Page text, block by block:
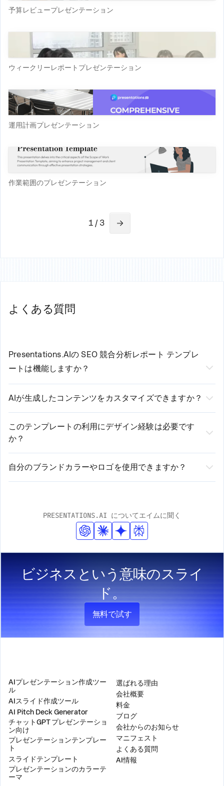
予算レビュープレゼンテーション
ウィークリーレポートプレゼンテーション
運用計画プレゼンテーション
作業範囲のプレゼンテーション
1 / 3
よくある質問
Presentations.AIの SEO 競合分析レポート テンプレ
ートは機能しますか？
当社のAI搭載SEO 競合分析レポートテンプレー
ト3つの簡単なステップで作成プロセスを効率化
します。
1. テンプレートを選択し、基本的な要件を入力します
2. 当社のAIが入力内容を分析し、カスタマイズされたコンテンツ
を生成します
3. 直感的なエディターで生成されたプレゼンテーションを確認、
AIが生成したコンテンツをカスタマイズできますか？
はい、もちろんです！AIがプロ品質の初期コンテンツを
作成しますが、お客様が完全にコントロールできます。
必要に応じて、テキストの編集、レイアウトの変更、ス
タイルの調整、セクションの追加や削除が可能です。当
社のプラットフォームは、自動提案と手動カスタマイズ
の両方のオプションを提供します。
このテンプレートの利用にデザイン経験は必要です
か？
デザイン経験は不要です！弊社のAI搭載プラットフォー
ムがデザイン要素を自動的に処理します。お客様はコン
テンツに集中するだけで、弊社がプロフェッショナルで
のコンテンツに適応します。
自分のブランドカラーやロゴを使用できますか？
はい！弊社のテンプレートは、ブランドの完全なカスタ
がこれらの要素をプレゼンテーション全体に自動的に組
み込み、プロフェッショナルなデザイン基準を維持しま
す。
PRESENTATIONS.AI についてエイムに聞く
ビジネスという意味のスライ
ド。
無料で試す
AIプレゼンテーション作成ツー
ル
AIスライド作成ツール
AI Pitch Deck Generator
チャットGPT プレゼンテーショ
ン向け
プレゼンテーションテンプレー
ト
スライドテンプレート
プレゼンテーションのカラーテ
ーマ
選ばれる理由
会社概要
料金
ブログ
会社からのお知らせ
マニフェスト
よくある質問
AI情報